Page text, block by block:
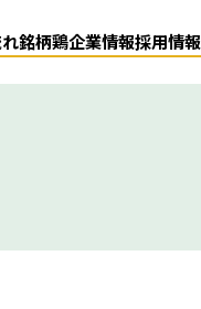
銘柄鶏企業情報採用情報